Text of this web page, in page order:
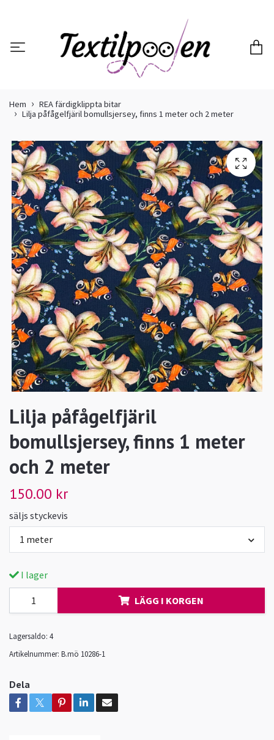
Hem
REA färdigklippta bitar
Lilja påfågelfjäril bomullsjersey, finns 1 meter och 2 meter
Lilja påfågelfjäril
bomullsjersey, finns 1 meter
och 2 meter
150.00 kr
säljs styckevis
1 meter
I lager
LÄGG I KORGEN
Lagersaldo: 4
Artikelnummer: B.mö 10286-1
Dela